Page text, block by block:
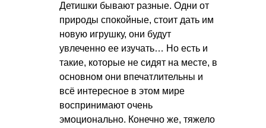
Детишки бывают разные. Одни от
природы спокойные, стоит дать им
новую игрушку, они будут
увлеченно ее изучать… Но есть и
такие, которые не сидят на месте, в
основном они впечатлительны и
всё интересное в этом мире
воспринимают очень
эмоционально. Конечно же, тяжело